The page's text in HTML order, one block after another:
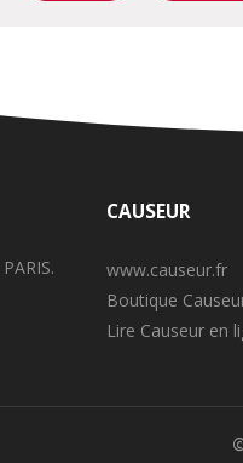
CAUSEUR
www.causeur.fr
Boutique
Lire Causeur en